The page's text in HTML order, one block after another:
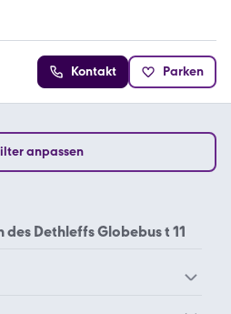
Kontakt Parken
anpassen
des Dethleffs Globebus t 11